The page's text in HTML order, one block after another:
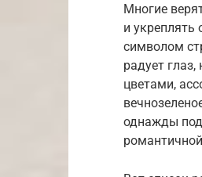
Многие
и укреплять
символом
радует
цветами,
однажды